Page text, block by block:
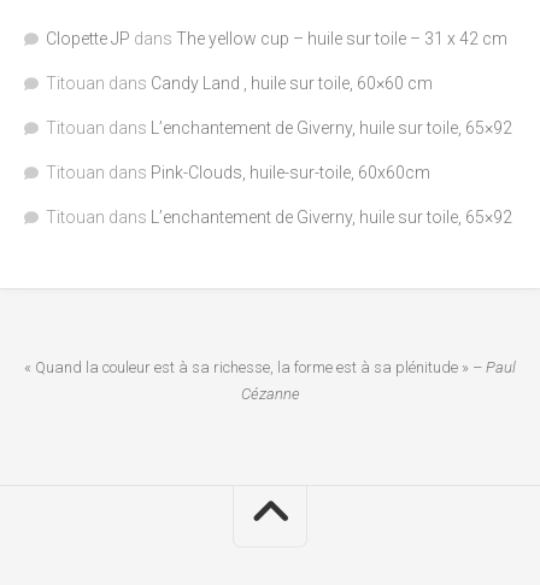
Clopette JP dans The yellow cup – huile sur toile – 31 x 42 cm
Titouan dans Candy Land , huile sur toile, 60×60 cm
Titouan dans L’enchantement de Giverny, huile sur toile, 65×92
Titouan dans Pink-Clouds, huile-sur-toile, 60x60cm
Titouan dans L’enchantement de Giverny, huile sur toile, 65×92
« Quand la couleur est à sa richesse, la forme est à sa plénitude » – Paul
Cézanne